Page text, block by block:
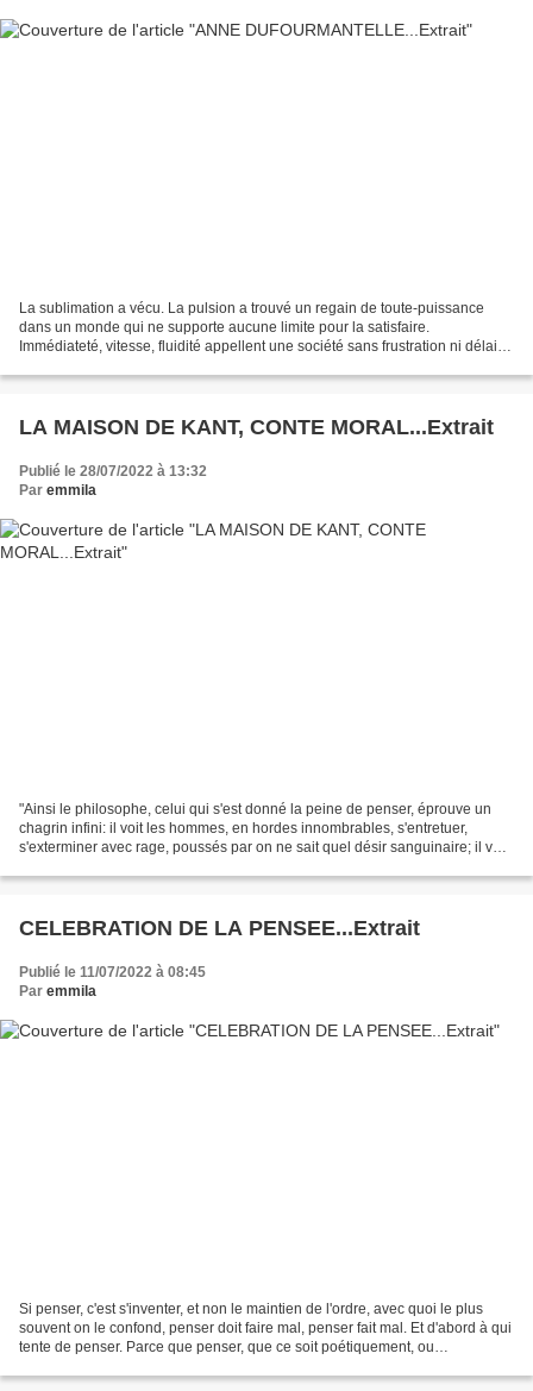
La sublimation a vécu. La pulsion a trouvé un regain de toute-puissance
dans un monde qui ne supporte aucune limite pour la satisfaire.
Immédiateté, vitesse, fluidité appellent une société sans frustration ni délai.
LA MAISON DE KANT, CONTE MORAL...Extrait
Publié le 28/07/2022 à 13:32
Par emmila
"Ainsi le philosophe, celui qui s'est donné la peine de penser, éprouve un
chagrin infini: il voit les hommes, en hordes innombrables, s'entretuer,
s'exterminer avec rage, poussés par on ne sait quel désir sanguinaire; il voit
CELEBRATION DE LA PENSEE...Extrait
Publié le 11/07/2022 à 08:45
Par emmila
Si penser, c'est s'inventer, et non le maintien de l'ordre, avec quoi le plus
souvent on le confond, penser doit faire mal, penser fait mal. Et d'abord à qui
tente de penser. Parce que penser, que ce soit poétiquement, ou